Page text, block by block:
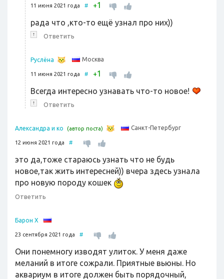
11 июня 2021 года # +1
рада что ,кто-то ещё узнал про них))
↑ Ответить
Руслёна Москва
11 июня 2021 года # +1
Всегда интересно узнавать что-то новое!
↑ Ответить
Александра и ко (автор поста) Санкт-Петербург
12 июня 2021 года #
это да,тоже стараюсь узнать что не будь
новое,так жить интересней)) вчера здесь узнала
про новую породу кошек
Ответить
Барон Х
23 сентября 2021 года #
Они понемногу изводят улиток. У меня даже
меланий в итоге сожрали. Приятные вьюны. Но
аквариум в итоге должен быть порядочный,